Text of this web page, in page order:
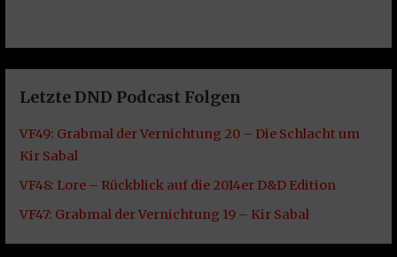
Letzte DND Podcast Folgen
VF49: Grabmal der Vernichtung 20 – Die Schlacht um
Kir Sabal
VF48: Lore – Rückblick auf die 2014er D&D Edition
VF47: Grabmal der Vernichtung 19 – Kir Sabal